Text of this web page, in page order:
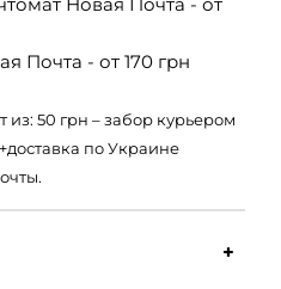
Новая Почта - от
Почта - от 170 грн
из: 50 грн – забор курьером
по Украине